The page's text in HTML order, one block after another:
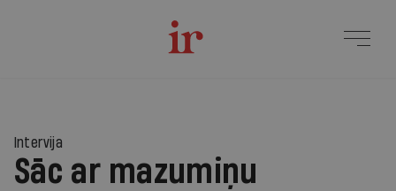
Intervija
Sāc ar mazumiņu